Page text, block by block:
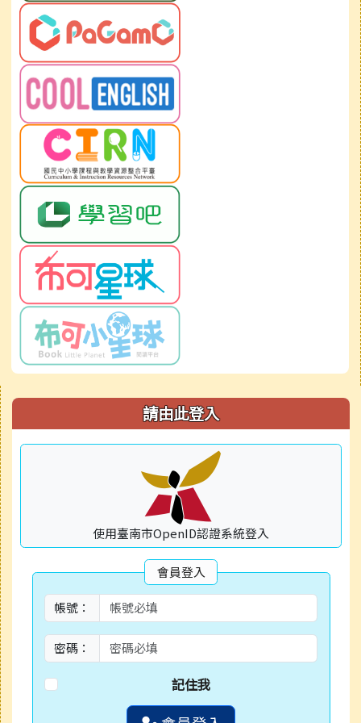
右邊區域內容 請由此登入
使用臺南市OpenID認證系統登入
會員登入
帳號：
密碼：
記住我